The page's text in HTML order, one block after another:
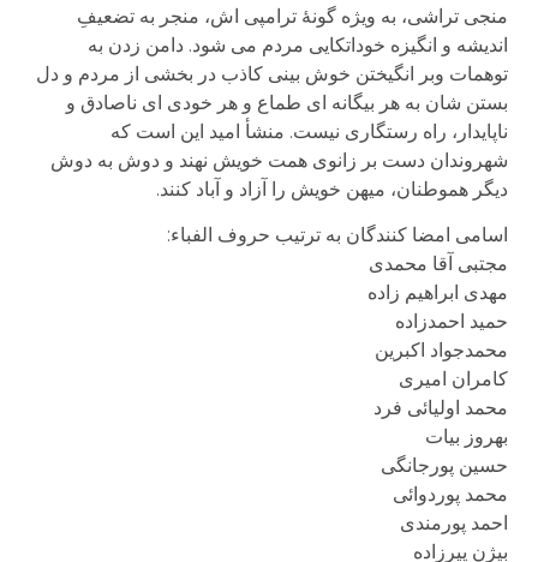
منجی تراشی، به ویژه گونۀ ترامپی اش، منجر به تضعیفِ
اندیشه و انگیزه خوداتکایی مردم می شود. دامن زدن به
توهمات وبر انگیختن خوش بینی کاذب در بخشی از مردم و دل
بستن شان به هر بیگانه ای طماع و هر خودی ای ناصادق و
ناپایدار، راه رستگاری نیست. منشأ امید این است که
شهروندان دست بر زانوی همت خویش نهند و دوش به دوش
دیگر هموطنان، میهن خویش را آزاد و آباد کنند.
اسامی امضا کنندگان به ترتیب حروف الفباء:
مجتبی آقا محمدی
مهدی ابراهیم زاده
حمید احمدزاده
محمدجواد اکبرین
کامران امیری
محمد اولیائی فرد
بهروز بیات
حسین پورجانگی
محمد پوردوائی
احمد پورمندی
بیژن پیرزاده